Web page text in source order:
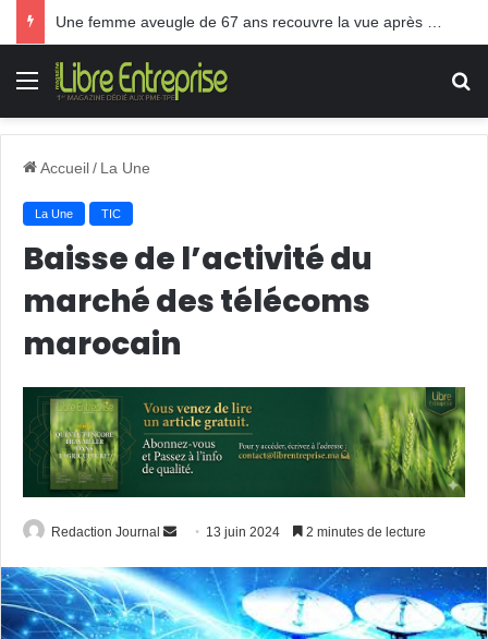
Menu
Accueil/ La Une
La Une TIC
Baisse de l’activité du
marché des télécoms
marocain
Redaction Journal
Envoyer
courriel
13 juin 2024 2 minutes de lecture